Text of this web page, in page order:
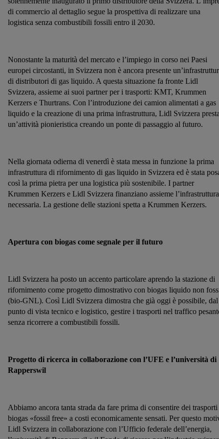
di commercio al dettaglio segue la prospettiva di realizzare una
logistica senza combustibili fossili entro il 2030.
Nonostante la maturità del mercato e l’impiego in corso nei Paesi
europei circostanti, in Svizzera non è ancora presente
di distributori di gas liquido. A questa situazione fa fronte Lidl
Svizzera, assieme ai suoi partner per i trasporti: KMT, Krummen
Kerzers e Thurtrans. Con l’introduzione dei camion alimentati a gas
liquido e la creazione di una prima infrastruttura, Lidl Svizzera
un’attività pionieristica creando un ponte di passaggio al futuro.
Nella giornata odierna di venerdì è stata messa in funzione la prima
infrastruttura di rifornimento di gas liquido in Svizzera ed è stata
così la prima pietra per una logistica più sostenibile. I partner
Krummen Kerzers e Lidl Svizzera finanziano assieme l’infrastruttura
necessaria. La gestione delle stazioni spetta a Krummen Kerzers.
Apertura con biogas come segnale per il futuro
Lidl Svizzera ha posto un accento particolare aprendo la stazione di
rifornimento come progetto dimostrativo con biogas liquido non
(bio-GNL). Così Lidl Svizzera dimostra che già oggi è possibile, dal
punto di vista tecnico e logistico, gestire i trasporti nel traffico
senza ricorrere a combustibili fossili.
Progetto di ricerca in collaborazione con l’UFE e l’università di
Rapperswil
Abbiamo ancora tanta strada da fare prima di consentire dei trasporti
biogas «fossil free» a costi economicamente sensati. Per questo
Lidl Svizzera in collaborazione con l’Ufficio federale dell’energia,